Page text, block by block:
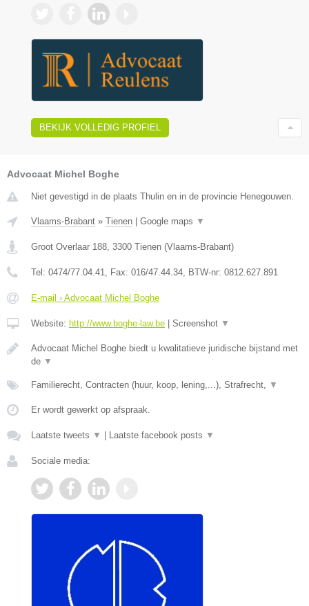
BEKIJK VOLLEDIG PROFIEL
Advocaat Michel Boghe
Niet gevestigd in de plaats Thulin en in de provincie Henegouwen.
Vlaams-Brabant » Tienen Google maps ▼
Groot Overlaar 188, 3300 Tienen (Vlaams-Brabant)
Tel: 0474/77.04.41, Fax: 016/47.44.34, BTW-nr: ​0812.627.891
E-mail › Advocaat Michel Boghe
Website: http://www.boghe-law.be Screenshot ▼
Advocaat Michel Boghe biedt u kwalitatieve juridische bijstand met
de ▼
Familierecht, Contracten (huur, koop, lening,...), Strafrecht, ▼
Er wordt gewerkt op afspraak.
Laatste tweets ▼ Laatste facebook posts ▼
Sociale media: